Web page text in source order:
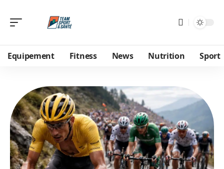
Equipement Fitness News Nutrition Sport